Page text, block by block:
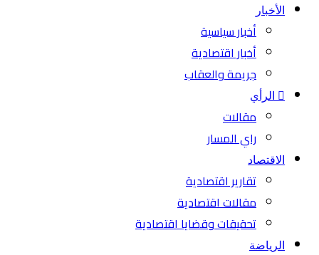
الأخبار
أخبار سياسية
أخبار اقتصادية
جريمة والعقاب
الرأي
مقالات
راي المسار
الاقتصاد
تقارير اقتصادية
مقالات اقتصادية
تحقيقات وقضايا اقتصادية
الرياضة